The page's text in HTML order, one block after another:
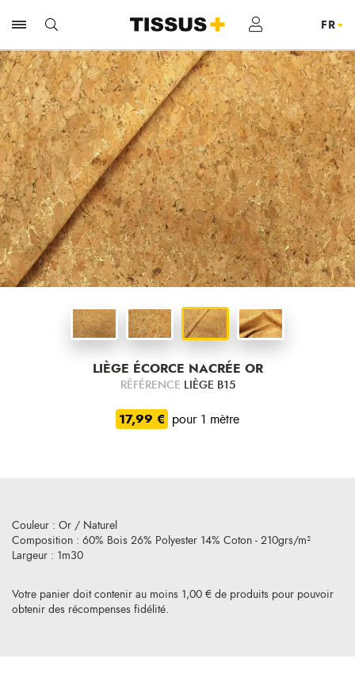
LIÈGE ÉCORCE NACRÉE OR
RÉFÉRENCE LIÈGE B15
17,99 € pour 1 mètre
Votre panier doit contenir au moins 1,00 € de produits pour pouvoir
obtenir des récompenses fidélité.
Couleur : Or / Naturel
Composition : 60% Bois 26% Polyester 14% Coton - 210grs/m²
Largeur : 1m30